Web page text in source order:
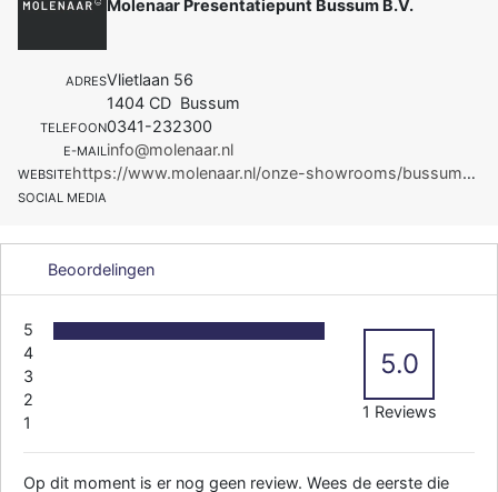
Molenaar Presentatiepunt Bussum B.V.
ADRESVlietlaan 56
1404 CD Bussum
TELEFOON0341-232300
E-MAILinfo@molenaar.nl
WEBSITE https://www.molenaar.nl/onze-showrooms/bussum?act_medium=cpc&act_source=google&act_campaign=S_B_NL_M
SOCIAL MEDIA
Beoordelingen
5
4
3
2
1
5.0
1 Reviews
Op dit moment is er nog geen review. Wees de eerste die